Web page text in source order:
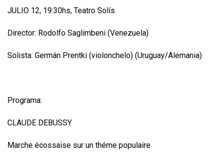
JULIO 12, 19:30hs, Teatro Solís.
Director: Rodolfo Saglimbeni (Venezuela)
Solista: Germán Prentki (violonchelo) (Uruguay/Alemania)
Programa:
CLAUDE DEBUSSY
Marche écossaise sur un théme populaire